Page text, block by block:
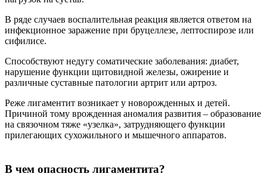
В ряде случаев воспалительная реакция является ответом на
инфекционное заражение при бруцеллезе, лептоспирозе или
сифилисе.
Способствуют недугу соматические заболевания: диабет,
нарушение функции щитовидной железы, ожирение и
различные суставные патологии артрит или артроз.
Реже лигаментит возникает у новорожденных и детей.
Причиной тому врожденная аномалия развития – образование
на связочном тяже «узелка», затрудняющего функции
прилегающих сухожильного и мышечного аппаратов.
В чем опасность лигаментита?